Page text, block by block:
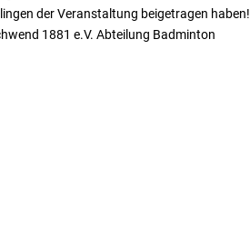
der Veranstaltung beigetragen haben!
1881 e.V. Abteilung Badminton